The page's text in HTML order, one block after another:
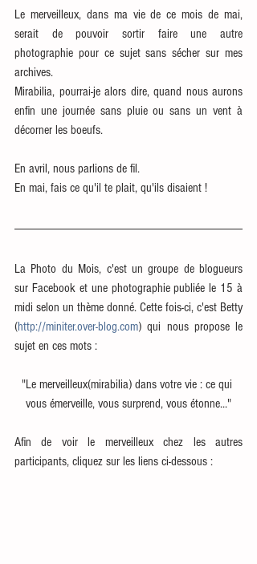
Le merveilleux, dans ma vie de ce mois de mai,
serait de pouvoir sortir faire une autre
photographie pour ce sujet sans sécher sur mes
archives.
Mirabilia, pourrai-je alors dire, quand nous aurons
enfin une journée sans pluie ou sans un vent à
décorner les boeufs.
En avril, nous parlions de fil.
En mai, fais ce qu'il te plait, qu'ils disaient !
La Photo du Mois, c'est un groupe de blogueurs
sur Facebook et une photographie publiée le 15 à
midi selon un thème donné. Cette fois-ci, c'est Betty
(http://miniter.over-blog.com) qui nous propose le
sujet en ces mots :
"Le merveilleux(mirabilia) dans votre vie : ce qui
vous émerveille, vous surprend, vous étonne..."
Afin de voir le merveilleux chez les autres
participants, cliquez sur les liens ci-dessous :